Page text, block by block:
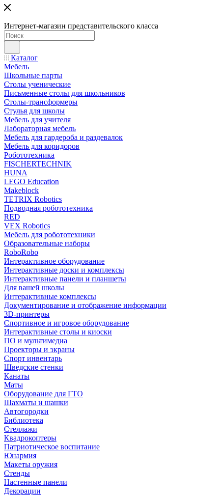
Интернет-магазин представительского класса
Каталог
Мебель
Школьные парты
Столы ученические
Письменные столы для школьников
Столы-трансформеры
Стулья для школы
Мебель для учителя
Лабораторная мебель
Мебель для гардероба и раздевалок
Мебель для коридоров
Робототехника
FISCHERTECHNIK
HUNA
LEGO Education
Makeblock
TETRIX Robotics
Подводная робототехника
RED
VEX Robotics
Мебель для робототехники
Образовательные наборы
RoboRobo
Интерактивное оборудование
Интерактивные доски и комплексы
Интерактивные панели и планшеты
Для вашей школы
Интерактивные комплексы
Документирование и отображение информации
3D-принтеры
Спортивное и игровое оборудование
Интерактивные столы и киоски
ПО и мультимедиа
Проекторы и экраны
Спорт инвентарь
Шведские стенки
Канаты
Маты
Оборудование для ГТО
Шахматы и шашки
Автогородки
Библиотека
Стеллажи
Квадрокоптеры
Патриотическое воспитание
Юнармия
Макеты оружия
Стенды
Настенные панели
Декорации